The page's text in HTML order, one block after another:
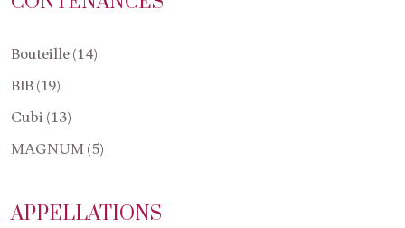
Bouteille (14)
BIB (19)
Cubi (13)
MAGNUM (5)
APPELLATIONS